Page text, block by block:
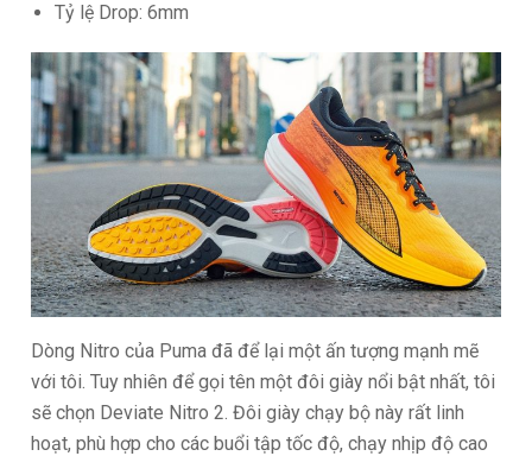
Tỷ lệ Drop: 6mm
Dòng Nitro của Puma đã để lại một ấn tượng mạnh mẽ
với tôi. Tuy nhiên để gọi tên một đôi giày nổi bật nhất, tôi
sẽ chọn Deviate Nitro 2. Đôi giày chạy bộ này rất linh
hoạt, phù hợp cho các buổi tập tốc độ, chạy nhịp độ cao